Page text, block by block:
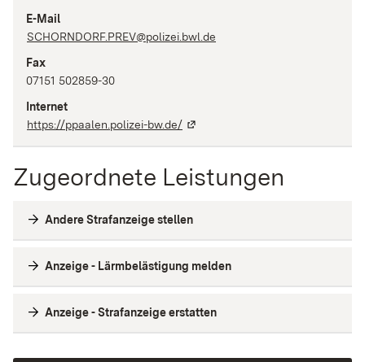
E-Mail
SCHORNDORF.PREV@polizei.bwl.de
Fax
07151 502859-30
Internet
https://ppaalen.polizei-bw.de/
Zugeordnete Leistungen
Andere Strafanzeige stellen
Anzeige - Lärmbelästigung melden
Anzeige - Strafanzeige erstatten